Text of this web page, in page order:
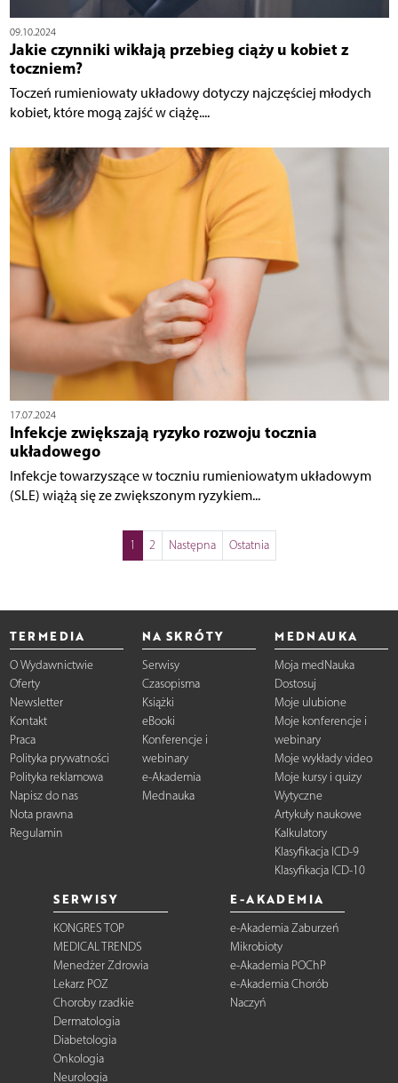
09.10.2024
Jakie czynniki wikłają przebieg ciąży u kobiet z
toczniem?
Toczeń rumieniowaty układowy dotyczy najczęściej młodych
kobiet, które mogą zajść w ciążę....
17.07.2024
Infekcje zwiększają ryzyko rozwoju tocznia
układowego
Infekcje towarzyszące w toczniu rumieniowatym układowym
(SLE) wiążą się ze zwiększonym ryzykiem...
1 2 Następna Ostatnia
TERMEDIA
O Wydawnictwie
Oferty
Newsletter
Kontakt
Praca
Polityka prywatności
Polityka reklamowa
Napisz do nas
Nota prawna
Regulamin
NA SKRÓTY
Serwisy
Czasopisma
Książki
eBooki
Konferencje i
webinary
e-Akademia
Mednauka
MEDNAUKA
Moja medNauka
Dostosuj
Moje ulubione
Moje konferencje i
webinary
Moje wykłady video
Moje kursy i quizy
Wytyczne
Artykuły naukowe
Kalkulatory
Klasyfikacja ICD-9
Klasyfikacja ICD-10
SERWISY
KONGRES TOP
MEDICAL TRENDS
Menedżer Zdrowia
Lekarz POZ
Choroby rzadkie
Dermatologia
Diabetologia
Onkologia
Neurologia
E-AKADEMIA
e-Akademia Zaburzeń
Mikrobioty
e-Akademia POChP
e-Akademia Chorób
Naczyń